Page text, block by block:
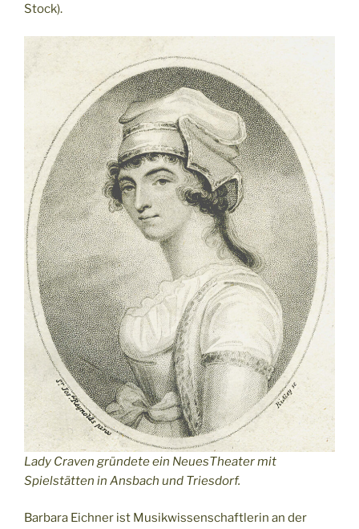
Stock).
Lady Craven gründete ein NeuesTheater mit
Spielstätten in Ansbach und Triesdorf.
Barbara Eichner ist Musikwissenschaftlerin an der